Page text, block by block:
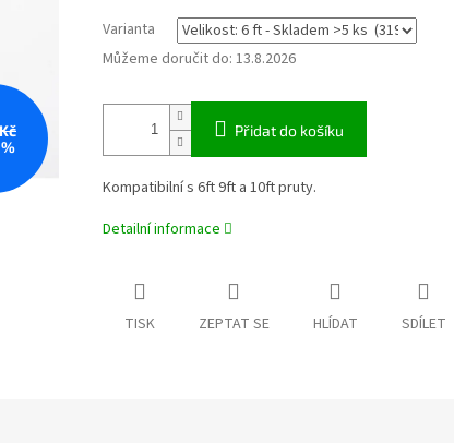
Varianta
Můžeme doručit do: 13.8.2026
Přidat do košíku
Kompatibilní s 6ft 9ft a 10ft pruty.
Detailní informace
TISK ZEPTAT SE HLÍDAT SDÍLET